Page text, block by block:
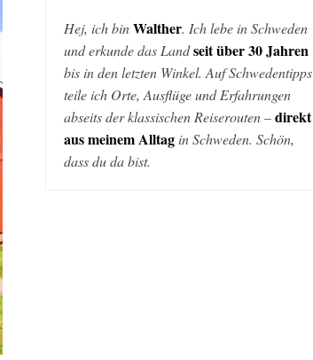
Hej, ich binWalther. Ich lebe in Schweden
und erkunde das Landseit über 30 Jahren
bis in den letzten Winkel. Auf Schwedentipps
teile ich Orte, Ausflüge und Erfahrungen
abseits der klassischen Reiserouten –direkt
aus meinem Alltag in Schweden. Schön,
dass du da bist.